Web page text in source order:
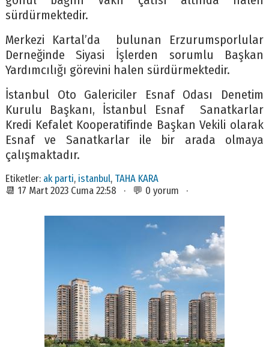
sürdürmektedir.
Merkezi Kartal’da bulunan Erzurumsporlular
Derneğinde Siyasi İşlerden sorumlu Başkan
Yardımcılığı görevini halen sürdürmektedir.
İstanbul Oto Galericiler Esnaf Odası Denetim
Kurulu Başkanı, İstanbul Esnaf Sanatkarlar
Kredi Kefalet Kooperatifinde Başkan Vekili olarak
Esnaf ve Sanatkarlar ile bir arada olmaya
çalışmaktadır.
Etiketler: ak parti, istanbul, TAHA KARA
📆 17 Mart 2023 Cuma 22:58 · 💬 0 yorum ·